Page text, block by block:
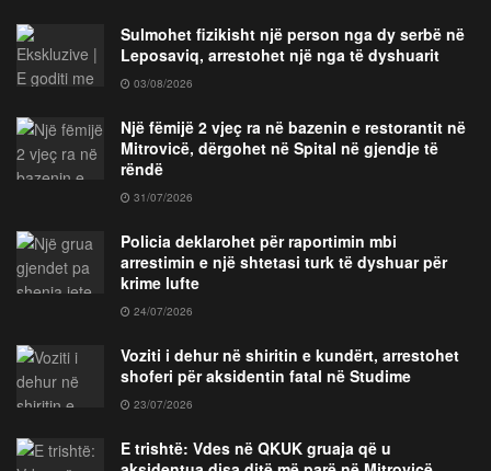
Sulmohet fizikisht një person nga dy serbë në
Leposaviq, arrestohet një nga të dyshuarit
03/08/2026
Një fëmijë 2 vjeç ra në bazenin e restorantit në
Mitrovicë, dërgohet në Spital në gjendje të
rëndë
31/07/2026
Policia deklarohet për raportimin mbi
arrestimin e një shtetasi turk të dyshuar për
krime lufte
24/07/2026
Voziti i dehur në shiritin e kundërt, arrestohet
shoferi për aksidentin fatal në Studime
23/07/2026
E trishtë: Vdes në QKUK gruaja që u